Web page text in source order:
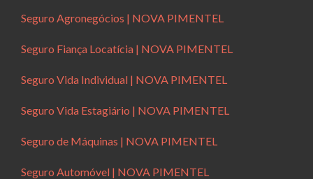
Seguro Agronegócios | NOVA PIMENTEL
Seguro Fiança Locatícia | NOVA PIMENTEL
Seguro Vida Individual | NOVA PIMENTEL
Seguro Vida Estagiário | NOVA PIMENTEL
Seguro de Máquinas | NOVA PIMENTEL
Seguro Automóvel | NOVA PIMENTEL